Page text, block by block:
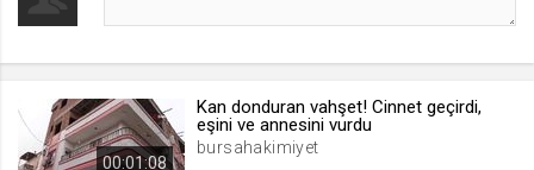
.web.tv
Oturum doğrulama verisi
00:01:08
Kan donduran vahşet! Cinnet geçirdi,
eşini ve annesini vurdu
bursahakimiyet